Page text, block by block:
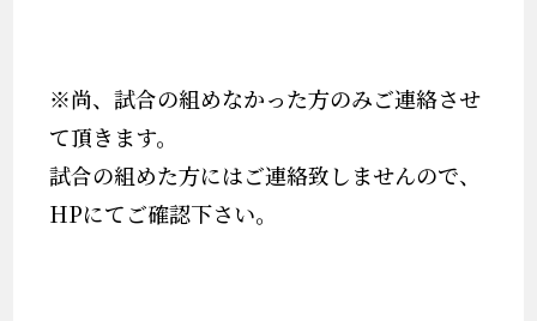
※尚、試合の組めなかった方のみご連絡させ
て頂きます。
試合の組めた方にはご連絡致しませんので、
HPにてご確認下さい。